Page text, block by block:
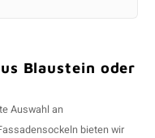
Blaustein oder
Auswahl an
bieten wir